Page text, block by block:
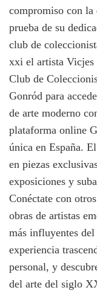
compromiso con la
prueba de su
club de
xxi el artista
Club de
Gonród para
de arte moderno
plataforma online
única en España.
en piezas
exposiciones y
Conéctate con
obras de artistas
más influyentes
experiencia
personal, y
del arte del siglo